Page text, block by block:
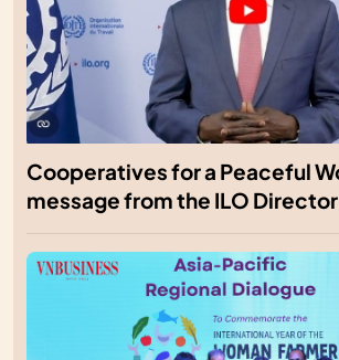
Cooperatives for a Peaceful
message from the ILO